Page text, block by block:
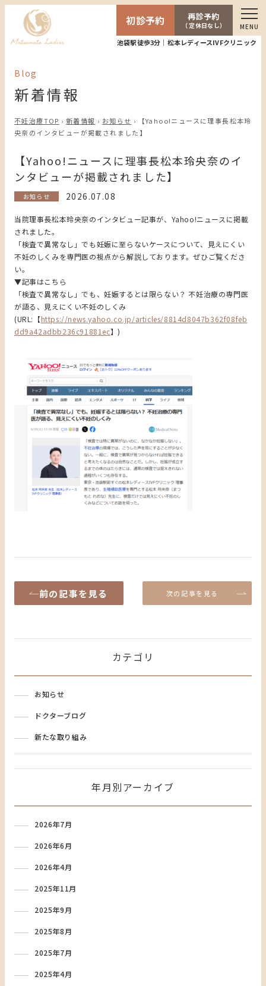
MENU
池袋駅徒歩3分｜松本レディースIVFクリニック
初診予約 再診予約
（ 定休日なし）
Blog
新着情報
不妊治療TOP › 新着情報 › お知らせ ›
【Yahoo!ニュースに理事長松本玲
央奈のインタビューが掲載されました】
【Yahoo!ニュースに理事長松本玲央奈のイ
ンタビューが掲載されました】
お知らせ 2026.07.08
当院理事長松本玲央奈のインタビュー記事が、Yahoo!ニュースに掲載
されました。
「検査で異常なし」でも妊娠に至らないケースについて、見えにくい
不妊のしくみを専門医の視点から解説しております。ぜひご覧くださ
い。
▼記事はこちら
「検査で異常なし」でも、妊娠するとは限らない？ 不妊治療の専門医
が語る、見えにくい不妊のしくみ
(URL:【https://news.yahoo.co.jp/articles/8814d8047b362f08feb
dd9a42adbb236c91881ec】)
前の記事を見る 次の記事を見る
カテゴリ
お知らせ
ドクターブログ
新たな取り組み
年月別アーカイブ
2026年7月
2026年6月
2026年4月
2025年11月
2025年9月
2025年8月
2025年7月
2025年4月